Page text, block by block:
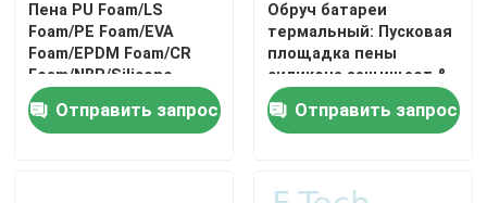
Свяжитесь с нами
Новости
Пена PU Foam/LS
Foam/PE Foam/EVA
Foam/EPDM Foam/CR
Foam/NBR/Silicone
обслуживания OEM/
резиновая лента пены/
Отправить запрос
Обруч батареи
термальный: Пусковая
площадка пены
силикона защищает &
расширяет время
работы от батарей
Отправить запрос